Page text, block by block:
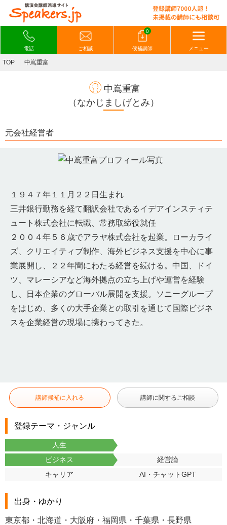
電話 ご相談
0
候補講師 メニュー
TOP 中嶌重富
中嶌重富
（なかじましげとみ）
元会社経営者
１９４７年１１月２２日生まれ
三井銀行勤務を経て翻訳会社であるイデアインスティテ
ュート株式会社に転職、常務取締役就任
２００４年５６歳でアラヤ株式会社を起業。ローカライ
ズ、クリエイティブ制作、海外ビジネス支援を中心に事
業展開し、２２年間にわたる経営を続ける。中国、ドイ
ツ、マレーシアなど海外拠点の立ち上げや運営を経験
し、日本企業のグローバル展開を支援。ソニーグループ
をはじめ、多くの大手企業との取引を通じて国際ビジネ
スを企業経営の現場に携わってきた。
講師候補に入れる 講師に関するご相談
登録テーマ・ジャンル
人生
ビジネス
経営論
キャリア
AI・チャットGPT
出身・ゆかり
東京都・北海道・大阪府・福岡県・千葉県・長野県